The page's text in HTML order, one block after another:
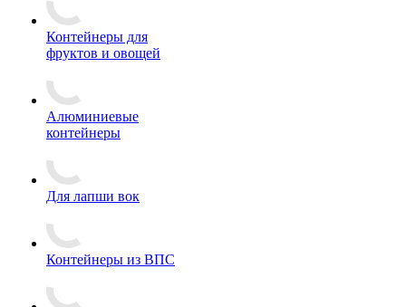
Контейнеры для
фруктов и овощей
Алюминиевые
контейнеры
Для лапши вок
Контейнеры из ВПС